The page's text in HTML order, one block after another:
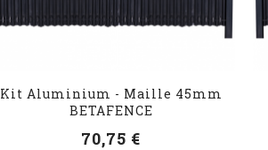
Kit Aluminium - Maille 45mm
BETAFENCE
70,75 €